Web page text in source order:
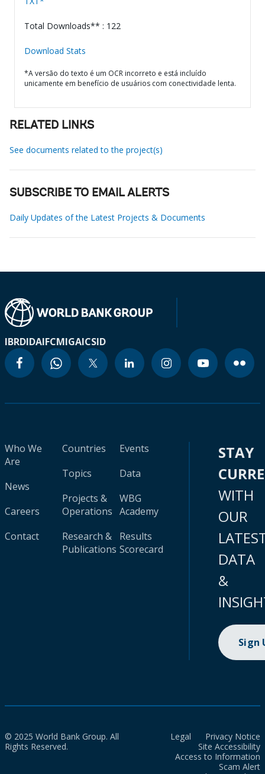
Total Downloads** : 122
Download Stats
*A versão do texto é um OCR incorreto e está incluído
unicamente em benefício de usuários com conectividade lenta.
RELATED LINKS
See documents related to the project(s)
SUBSCRIBE TO EMAIL ALERTS
Daily Updates of the Latest Projects & Documents
IBRDIDAIFCMIGAICSID
Who We
Are
News
Careers
Contact
Countries
Topics
Projects &
Operations
Research &
Publications
Events
Data
WBG
Academy
Results
Scorecard
STAY
WITH
OUR
DATA
&
Sign
© 2025 World Bank Group. All
Rights Reserved.
Legal
Privacy Notice
Site Accessibility
Access to Information
Scam Alert